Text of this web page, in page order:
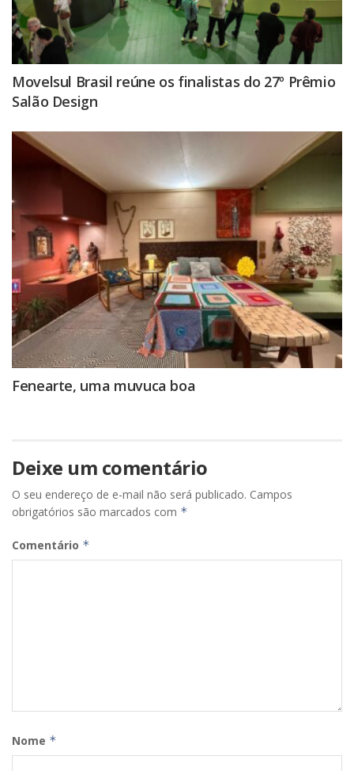
Movelsul Brasil reúne os finalistas do 27º Prêmio
Salão Design
Fenearte, uma muvuca boa
Deixe um comentário
O seu endereço de e-mail não será publicado. Campos
obrigatórios são marcados com *
Comentário *
Nome *